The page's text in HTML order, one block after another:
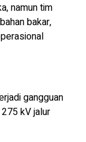
namun tim
bakar,
gangguan
kV jalur